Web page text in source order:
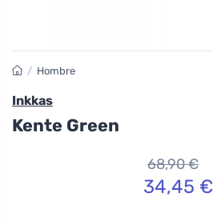
/ Hombre
Inkkas
Kente Green
68,90 €
34,45 €